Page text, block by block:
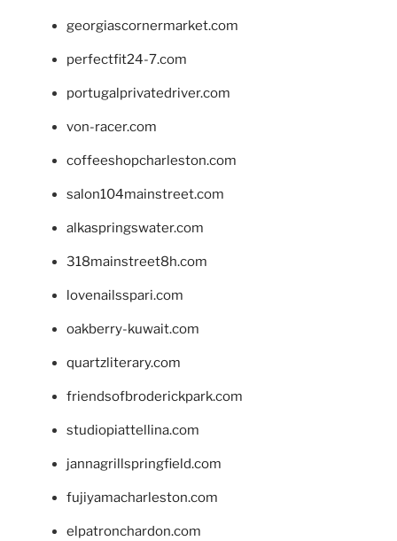
georgiascornermarket.com
perfectfit24-7.com
portugalprivatedriver.com
von-racer.com
coffeeshopcharleston.com
salon104mainstreet.com
alkaspringswater.com
318mainstreet8h.com
lovenailsspari.com
oakberry-kuwait.com
quartzliterary.com
friendsofbroderickpark.com
studiopiattellina.com
jannagrillspringfield.com
fujiyamacharleston.com
elpatronchardon.com